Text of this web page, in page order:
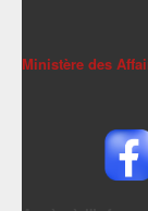
Ministère des